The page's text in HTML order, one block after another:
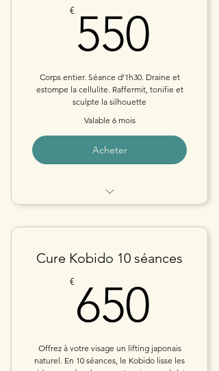
€ 550
Corps entier. Séance d'1h30. Draine et
estompe la cellulite. Raffermit, tonifie et
sculpte la silhouette
Valable 6 mois
Acheter
Cure Kobido 10 séances
€ 650
Offrez à votre visage un lifting japonais
naturel. En 10 séances, le Kobido lisse les